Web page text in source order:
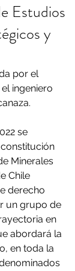
Estudios
y
por el
ingeniero
se
Minerales
Chile
derecho
un grupo de
en
abordará la
en toda la